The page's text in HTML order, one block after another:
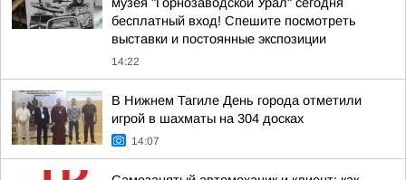
бесплатный вход! Спешите посмотреть
выставки и постоянные экспозиции
14:22
В Нижнем Тагиле День города отметили
игрой в шахматы на 304 досках
14:07